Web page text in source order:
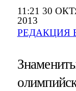
11:21 30
2013
РЕДАКЦИЯ